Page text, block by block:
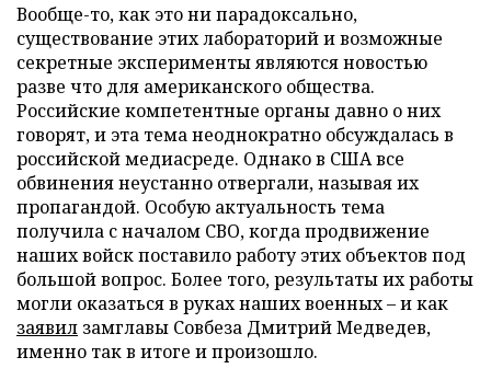
Вообще-то, как это ни парадоксально,
существование этих лабораторий и возможные
секретные эксперименты являются новостью
разве что для американского общества.
Российские компетентные органы давно о них
говорят, и эта тема неоднократно обсуждалась в
российской медиасреде. Однако в США все
обвинения неустанно отвергали, называя их
пропагандой. Особую актуальность тема
получила с началом СВО, когда продвижение
наших войск поставило работу этих объектов под
большой вопрос. Более того, результаты их работы
могли оказаться в руках наших военных – и как
заявил замглавы Совбеза Дмитрий Медведев,
именно так в итоге и произошло.